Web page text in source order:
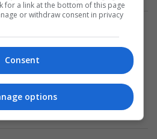
for a link at the bottom of this page
or withdraw consent in privacy
Consent
options